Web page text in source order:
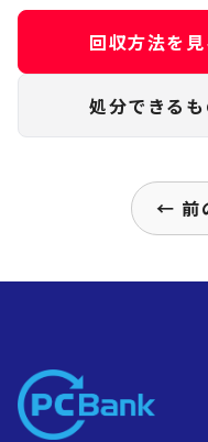
回収方法を見
処分できるも
← 前